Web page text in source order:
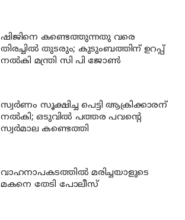
ഷിജിനെ കണ്ടെത്തുന്നതു വരെ
തിരച്ചില്‍ തുടരും; കുടുംബത്തിന് ഉറപ്പ്
നല്‍കി മന്ത്രി സി പി ജോണ്‍
സ്വര്‍ണം സൂക്ഷിച്ച പെട്ടി ആക്രിക്കാരന്
നല്‍കി; ഒടുവില്‍ പത്തര പവന്റെ
സ്വര്‍മാല കണ്ടെത്തി
വാഹനാപകടത്തില്‍ മരിച്ചയാളുടെ
മകനെ തേടി പോലീസ്